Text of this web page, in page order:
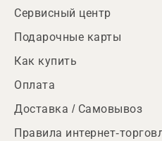
Сервисный центр
Подарочные карты
Как купить
Оплата
Доставка / Самовывоз
Правила интернет-